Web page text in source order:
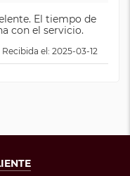
El tiempo de
con el servicio.
el: 2025-03-12